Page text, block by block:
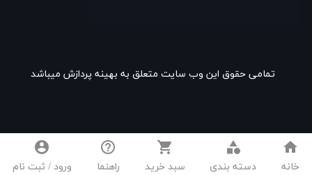
تمامی حقوق این وب سایت متعلق به بهینه پردازش میباشد
home
خانه
category
دسته بندی
shopping_cart
سبد خرید
help_outline
راهنما
account_circle
ورود / ثبت نام